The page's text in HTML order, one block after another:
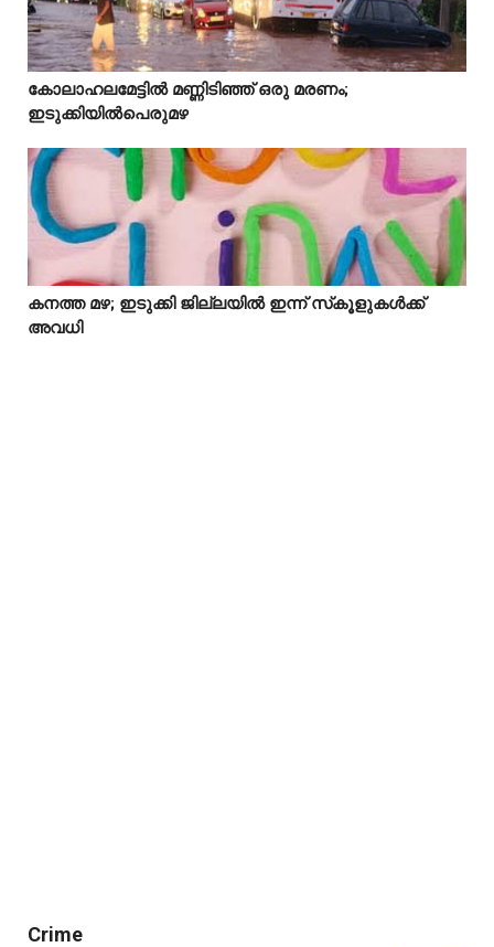
  
കോലാഹലമേട്ടിൽ മണ്ണിടിഞ്ഞ് ഒരു മരണം;
ഇടുക്കിയിൽപെരുമഴ
  
Idukki
കനത്ത മഴ; ഇടുക്കി ജില്ലയിൽ ഇന്ന് സ്‌കൂളുകൾക്ക്
അവധി
Crime